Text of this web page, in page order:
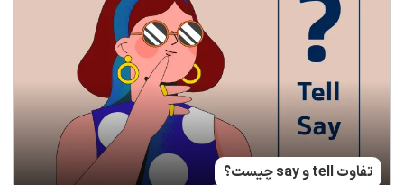
تفاوت tell و say چیست؟